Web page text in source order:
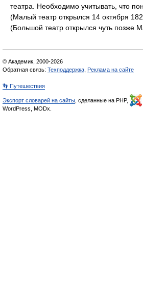
театра. Необходимо учитывать, что
(Малый театр открылся 14 октября
(Большой театр открылся чуть
© Академик, 2000-2026
Обратная связь: Техподдержка Реклама на сайте
👣 Путешествия
Экспорт словарей на сайты , сделанные на PHP,
WordPress, MODx.